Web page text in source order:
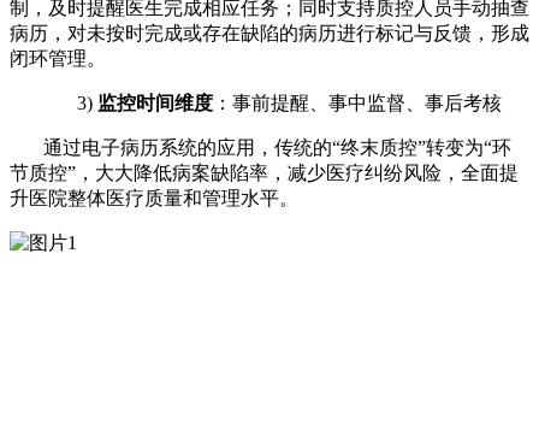
制，及时提醒医生完成相应任务；同时支持质控人员手动抽查
病历，对未按时完成或存在缺陷的病历进行标记与反馈，形成
闭环管理。
3) 监控时间维度 ：事前提醒、事中监督、事后考核
通过电子病历系统的应用，传统的“终末质控”转变为“环
节质控”，大大降低病案缺陷率，减少医疗纠纷风险，全面提
升医院整体医疗质量和管理水平。